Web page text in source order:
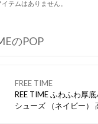
テムはありません。
のPOP
FREE TIME
REE TIME ふわふわ厚底ハイカット
シューズ （ネイビー） 高級感のあ